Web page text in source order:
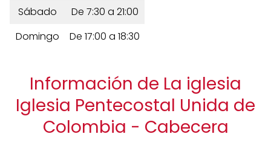
Sábado
De 7:30 a 21:00
Domingo
De 17:00 a 18:30
Información de La iglesia
Iglesia Pentecostal Unida de
Colombia - Cabecera